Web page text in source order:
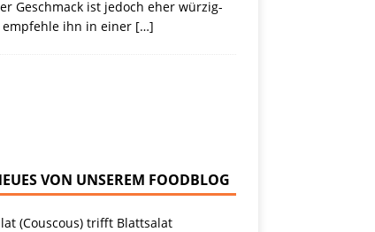
Geschmack ist jedoch eher würzig-
ihn in einer […]
VON UNSEREM FOODBLOG
(Couscous) trifft Blattsalat